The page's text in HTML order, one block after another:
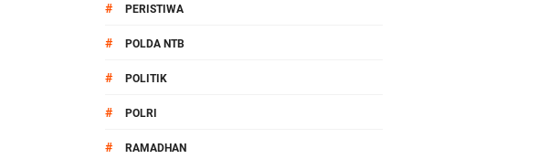
# PERISTIWA
# POLDA NTB
# POLITIK
# POLRI
# RAMADHAN